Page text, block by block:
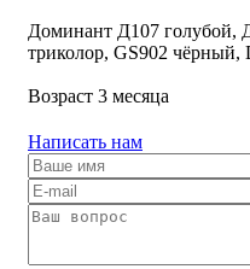
Доминант Д107 голубой,
триколор, GS902 чёрный,
Возраст 3 месяца
Написать нам